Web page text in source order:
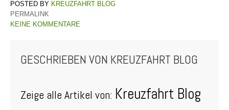
KREUZFAHRT BLOG
PERMALINK
KEINE KOMMENTARE
GESCHRIEBEN VON KREUZFAHRT BLOG
Zeige alle Artikel von: Kreuzfahrt Blog